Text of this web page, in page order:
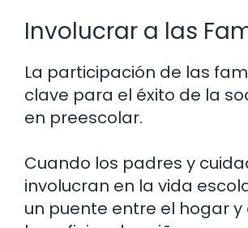
Involucrar a las
La participación de las
clave para el éxito de la
en preescolar.
Cuando los padres y
involucran en la vida
un puente entre el hogar y